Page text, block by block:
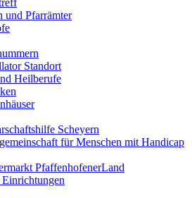
und Pfarrämter
Standort
Heilberufe
Scheyern
für Menschen mit Handicap
PfaffenhofenerLand
Einrichtungen